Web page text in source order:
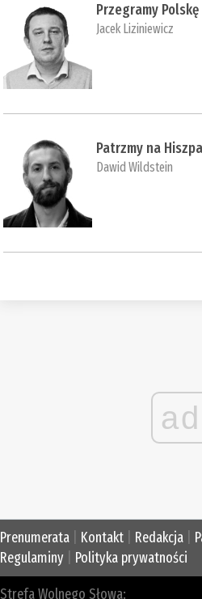
Przegramy Polskę
Jacek Liziniewicz
Patrzmy na
Dawid Wildstein
ad
Prenumerata Kontakt Redakcja
Regulaminy
Polityka prywatności
Strefa Wolnego Słowa: